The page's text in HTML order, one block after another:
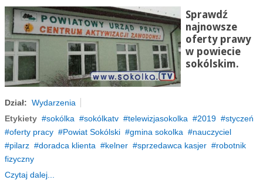
Sprawdź
najnowsze
oferty prawy
w powiecie
sokólskim.
Dział: Wydarzenia
Etykiety
sokólka sokólkatv telewizjasokolka 2019
styczeń
oferty pracy
Powiat Sokólski gmina sokolka
nauczyciel
pilarz
doradca klienta kelner sprzedawca kasjer
robotnik
fizyczny
Czytaj dalej...